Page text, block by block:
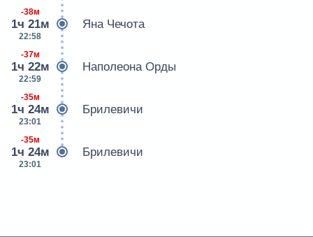
-38м
1ч 21м
22:58
Яна Чечота
-37м
1ч 22м
22:59
Наполеона Орды
-35м
1ч 24м
23:01
Брилевичи
-35м
1ч 24м
23:01
Брилевичи